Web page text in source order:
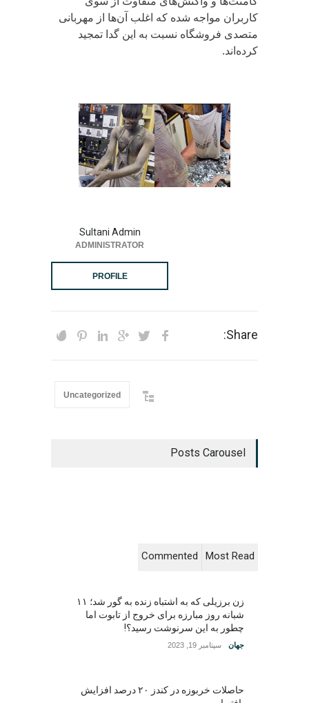
کاربران مواجه شده که اغلب آن‌ها از مهربانی
متصدی فروشگاه نسبت به این گدا تمجید
کرده‌اند.
Sultani Admin
ADMINISTRATOR
PROFILE
Share:
Uncategorized
Posts Carousel
Most Read
Commented
زن برزیلی که به اشتباه زنده به گور شد؛ ۱۱
شبانه روز مبارزه برای خروج از تابوت اما
چطور به این سرنوشت رسید؟!
جهان سپتامبر 19, 2023
حاصلات خربوزه در کندز ۲۰ درصد افزایش